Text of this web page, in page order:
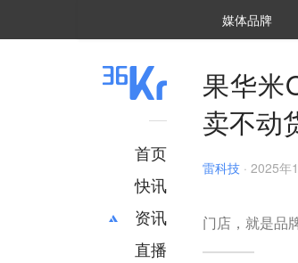
媒体品牌
首页
快讯
资讯
推荐
直播
果华米
卖不动
雷科技 · 2025年
门店，就是品